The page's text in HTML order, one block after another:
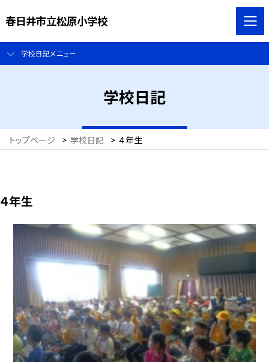
春日井市立松原小学校
学校日記メニュー
学校日記
トップページ > 学校日記 > ４年生
４年生